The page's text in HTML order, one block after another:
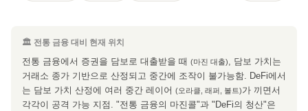
🏛 전통 금융 대비 현재 위치
전통 금융에서 증권을 담보로 대출받을 때 (마진 대출), 담보 가치는
거래소 종가 기반으로 산정되고 중간에 조작이 불가능함. DeFi에서
는 담보 가치 산정에 여러 중간 레이어 (오라클, 래퍼, 볼트)가 끼면서
각각이 공격 가능 지점. "전통 금융의 마진콜"과 "DeFi의 청산"은